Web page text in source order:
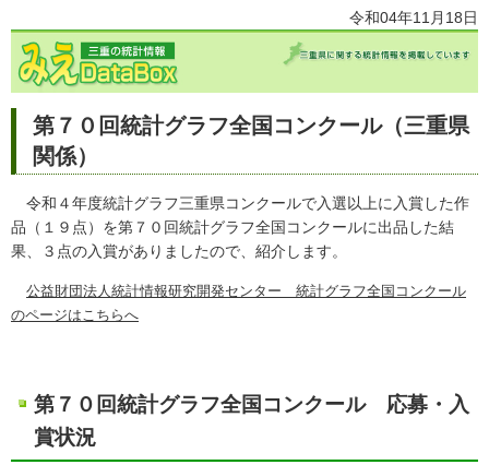
令和04年11月18日
第７０回統計グラフ全国コンクール（三重県
関係）
令和４年度統計グラフ三重県コンクールで入選以上に入賞した作
品（１９点）を第７０回統計グラフ全国コンクールに出品した結
果、３点の入賞がありましたので、紹介します。
公益財団法人統計情報研究開発センター 統計グラフ全国コンクール
のページはこちらへ
第７０回統計グラフ全国コンクール 応募・入
賞状況